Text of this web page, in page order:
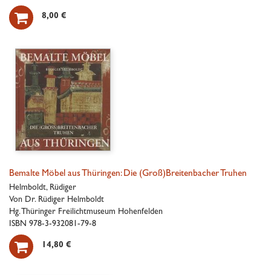
 8,00 €
Bemalte Möbel aus Thüringen: Die (Groß)Breitenbacher Truhen
Helmboldt, Rüdiger
Von Dr. Rüdiger Helmboldt
Hg. Thüringer Freilichtmuseum Hohenfelden
ISBN 978-3-932081-79-8
 14,80 €